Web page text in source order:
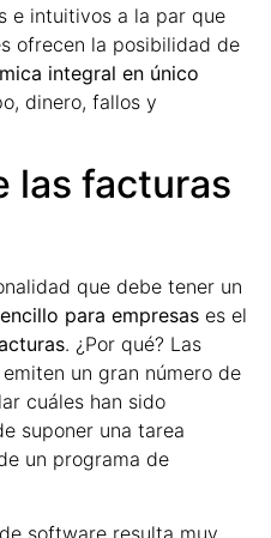
e intuitivos a la par que
ofrecen la posibilidad de
integral en único
dinero, fallos y
las facturas
que debe tener un
para empresas es el
. ¿Por qué? Las
un gran número de
cuáles han sido
suponer una tarea
un programa de